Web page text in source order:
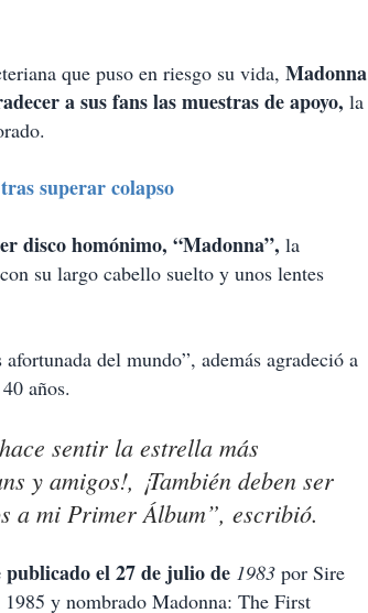
que puso en riesgo su vida, Madonna
a sus fans las muestras de apoyo, la
superar colapso
disco homónimo, “Madonna”, la
su largo cabello suelto y unos lentes
del mundo”, además agradeció a
años.
sentir la estrella más
y amigos!, ¡También deben ser
a mi Primer Álbum”, escribió.
el 27 de julio de 1983 por Sire
y nombrado Madonna: The First